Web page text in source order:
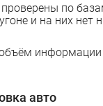
по
и на них нет
информации
авто